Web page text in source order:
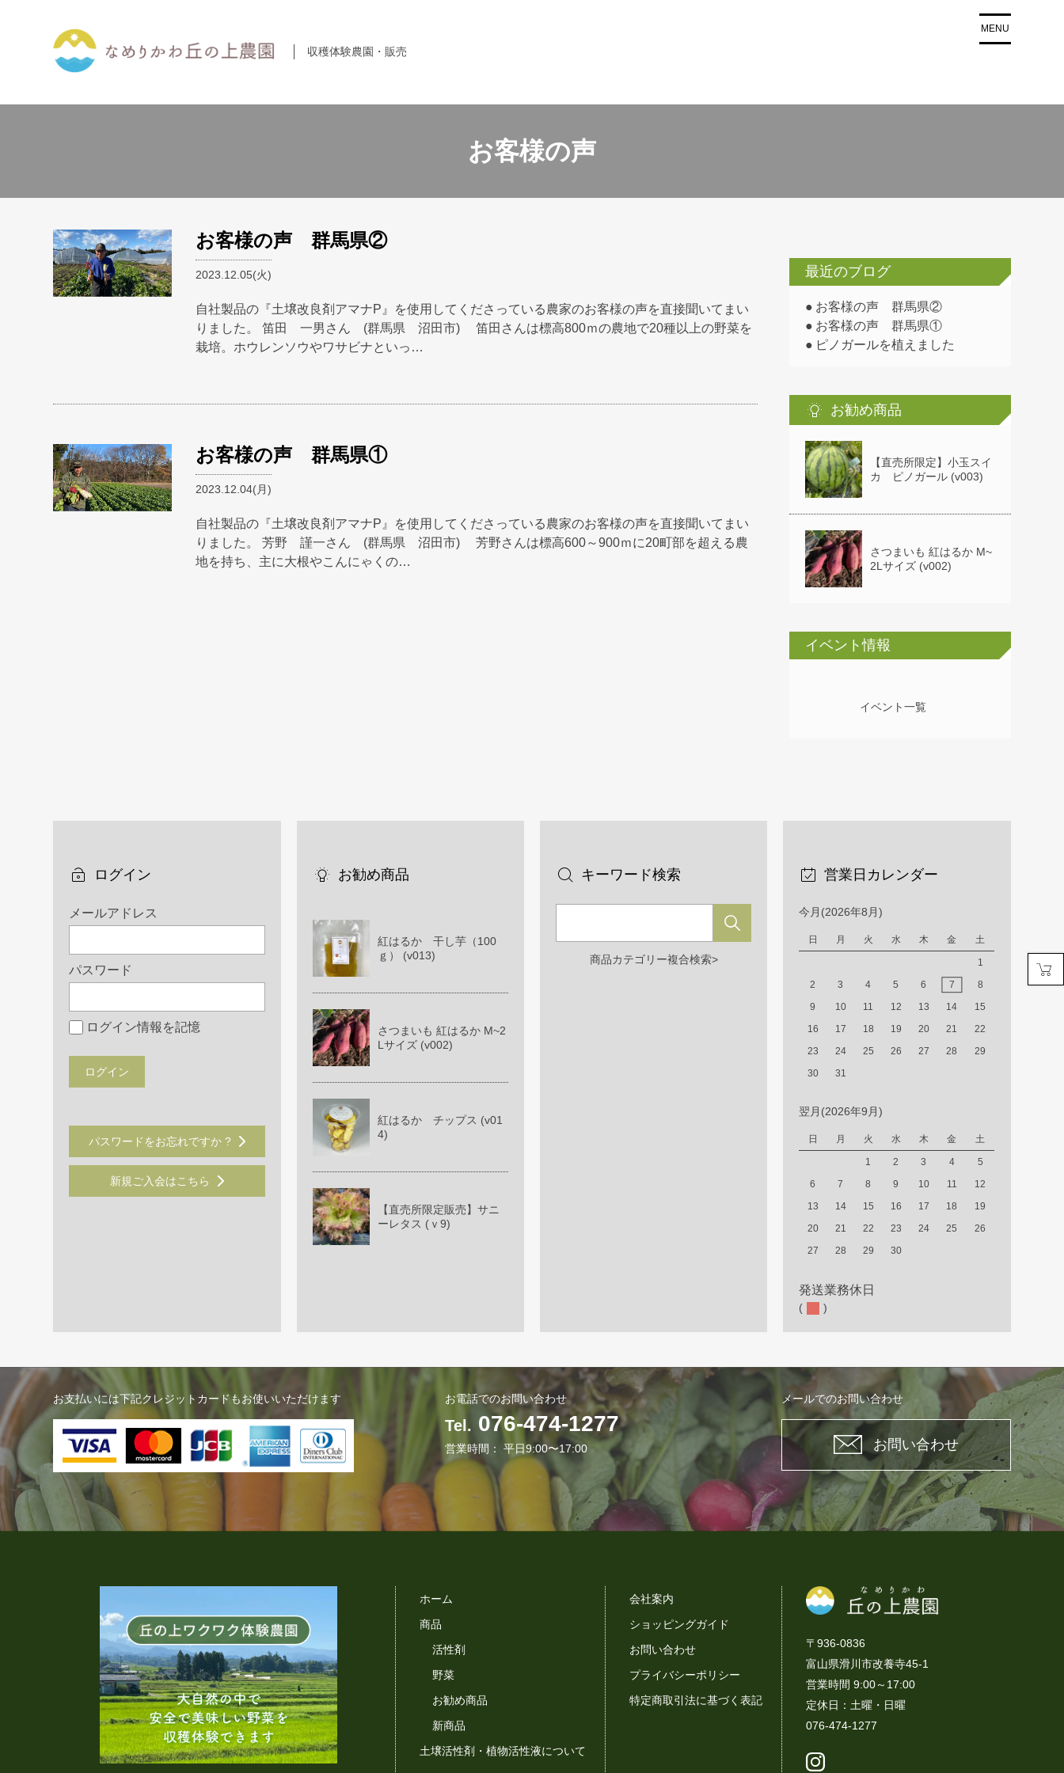
に
収穫体験農園・販売
MENU
お客様の声
お客様の声 群馬県②
2023.12.05(火)
自社製品の『土壌改良剤アマナP』を使用してくださっている農家のお客様の声を直接聞いてまい
りました。 笛田 一男さん (群馬県 沼田市) 笛田さんは標高800ｍの農地で20種以上の野菜を
栽培。ホウレンソウやワサビナといっ…
お客様の声 群馬県①
2023.12.04(月)
自社製品の『土壌改良剤アマナP』を使用してくださっている農家のお客様の声を直接聞いてまい
りました。 芳野 謹一さん (群馬県 沼田市) 芳野さんは標高600～900ｍに20町部を超える農
地を持ち、主に大根やこんにゃくの…
最近のブログ
お客様の声 群馬県②
お客様の声 群馬県①
ピノガールを植えました
お勧め商品
【直売所限定】小玉スイ
カ ピノガール (v003)
さつまいも 紅はるか M~
2Lサイズ (v002)
イベント情報
イベント一覧
ログイン
メールアドレス
パスワード
ログイン情報を記憶
パスワードをお忘れですか ?
新規ご入会はこちら
お勧め商品
紅はるか 干し芋（100
ｇ） (v013)
さつまいも 紅はるか M~2
Lサイズ (v002)
紅はるか チップス (v01
4)
【直売所限定販売】サニ
ーレタス (ｖ9)
キーワード検索
商品カテゴリー複合検索>
営業日カレンダー
今月(2026年8月)
日 月 火 水 木 金 土
1
2
3 4 5 6 7
8
9
10 11 12 13 14
15
16
17 18 19 20 21
22
23
24 25 26 27 28
29
30
31
翌月(2026年9月)
日 月 火 水 木 金 土
1 2 3 4
5
6
7 8 9 10 11
12
13
14 15 16 17 18
19
20
21 22 23 24 25
26
27
28 29 30
発送業務休日
( )
お支払いには下記クレジットカードもお使いいただけます お電話でのお問い合わせ
Tel. 076-474-1277
営業時間： 平日9:00〜17:00
メールでのお問い合わせ
お問い合わせ
ホーム
商品
活性剤
野菜
お勧め商品
新商品
土壌活性剤・植物活性液について
会社案内
ショッピングガイド
お問い合わせ
プライバシーポリシー
特定商取引法に基づく表記
〒936-0836
富山県滑川市改養寺45-1
営業時間 9:00～17:00
定休日：土曜・日曜
076-474-1277